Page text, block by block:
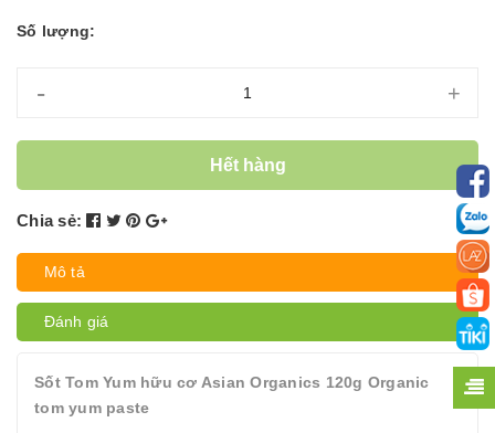
Số lượng:
- +
Hết hàng
Chia sẻ:
Mô tả
Đánh giá
Sốt Tom Yum hữu cơ Asian Organics 120g Organic
tom yum paste